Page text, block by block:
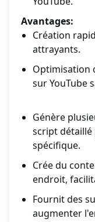
Avantages:
Création
attrayants.
Optimisation
sur YouTube
Génère
script
spécifique.
Crée du
endroit,
Fournit des
augmenter